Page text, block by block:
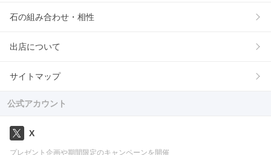
石の組み合わせ・相性
出店について
サイトマップ
公式アカウント
X
プレゼント企画や期間限定のキャンペーンを開催